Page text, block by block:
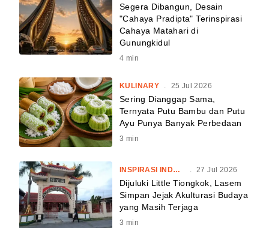
Segera Dibangun, Desain
"Cahaya Pradipta" Terinspirasi
Cahaya Matahari di
Gunungkidul
4 min
KULINARY . 25 Jul 2026
Sering Dianggap Sama,
Ternyata Putu Bambu dan Putu
Ayu Punya Banyak Perbedaan
3 min
INSPIRASI INDONESIA . 27 Jul 2026
Dijuluki Little Tiongkok, Lasem
Simpan Jejak Akulturasi Budaya
yang Masih Terjaga
3 min